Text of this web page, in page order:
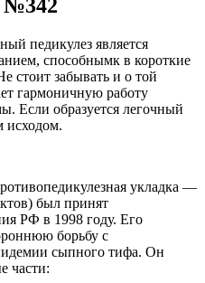
№342
педикулез является
способнымк в короткие
стоит забывать и о той
гармоничную работу
Если образуется легочный
исходом.
укладка —
был принят
РФ в 1998 году. Его
борьбу с
сыпного тифа. Он
части: